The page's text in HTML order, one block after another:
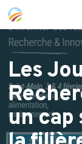
Skip
main
content
Les
un